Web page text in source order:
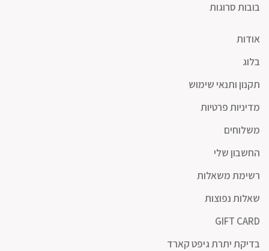
בובות סרוגות
אודות
בלוג
תקנון ותנאי שימוש
מדיניות פרטיות
משלוחים
החשבון שלי
רשימת משאלות
שאלות נפוצות
GIFT CARD
בדיקת יתרת גיפט קארד